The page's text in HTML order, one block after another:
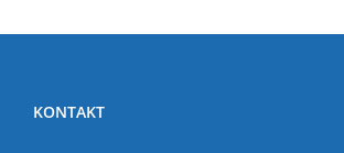
KONTAKT